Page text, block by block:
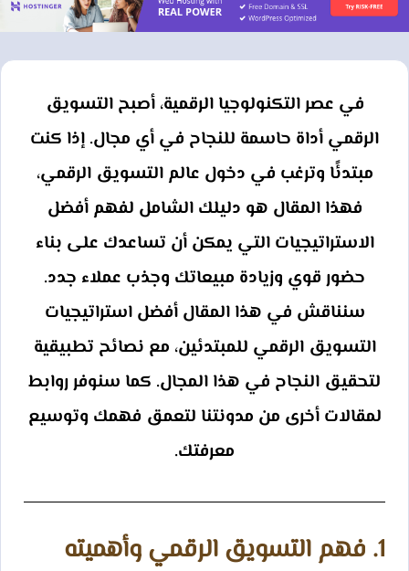
في عصر التكنولوجيا الرقمية، أصبح التسويق
الرقمي أداة حاسمة للنجاح في أي مجال. إذا كنت
مبتدئًا وترغب في دخول عالم التسويق الرقمي،
فهذا المقال هو دليلك الشامل لفهم أفضل
الاستراتيجيات التي يمكن أن تساعدك على بناء
حضور قوي وزيادة مبيعاتك وجذب عملاء جدد.
سنناقش في هذا المقال أفضل استراتيجيات
التسويق الرقمي للمبتدئين، مع نصائح تطبيقية
لتحقيق النجاح في هذا المجال. كما سنوفر روابط
لمقالات أخرى من مدونتنا لتعمق فهمك وتوسيع
معرفتك.
1. فهم التسويق الرقمي وأهميته